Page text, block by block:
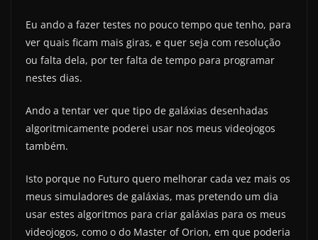
Eu ando a fazer testes no pouco tempo que tenho, para
ver quais ficam mais giras, e quer seja com resolução
ou falta dela, por ter falta de tempo para programar
nestes dias.
Ando a tentar ver que tipo de galáxias desenhadas
algoritmicamente poderei usar nos meus videojogos
também.
Isto porque no Futuro quero melhorar cada vez mais os
meus simuladores de galáxias, mas pretendo um dia
usar estes algoritmos para criar galáxias para os meus
videojogos, como o do Master of Orion, em que poderia